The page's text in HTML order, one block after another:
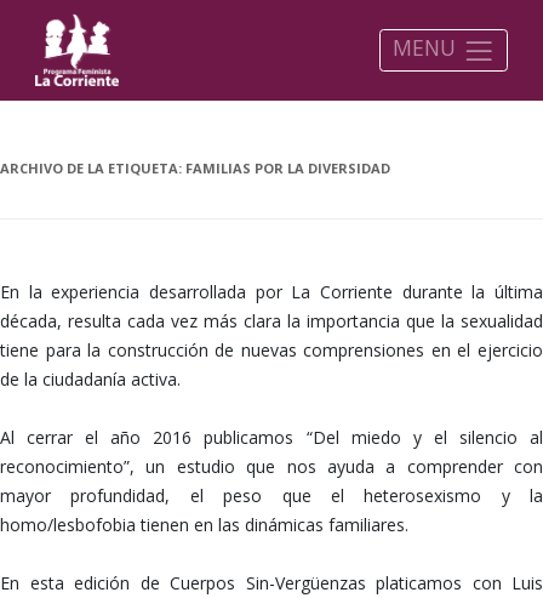
MENU
ARCHIVO DE LA ETIQUETA: FAMILIAS POR LA DIVERSIDAD
En la experiencia desarrollada por La Corriente durante la última
década, resulta cada vez más clara la importancia que la sexualidad
tiene para la construcción de nuevas comprensiones en el ejercicio
de la ciudadanía activa.
Al cerrar el año 2016 publicamos “Del miedo y el silencio al
reconocimiento”, un estudio que nos ayuda a comprender con
mayor profundidad, el peso que el heterosexismo y la
homo/lesbofobia tienen en las dinámicas familiares.
En esta edición de Cuerpos Sin-Vergüenzas platicamos con Luis